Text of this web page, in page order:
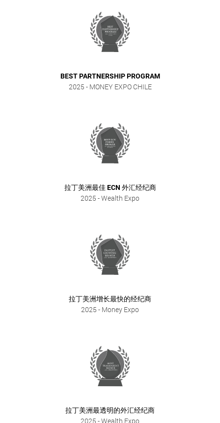
BEST PARTNERSHIP PROGRAM
2025 - MONEY EXPO CHILE
拉丁美洲最佳 ECN 外汇经纪商
2025 - Wealth Expo
拉丁美洲增长最快的经纪商
2025 - Money Expo
拉丁美洲最透明的外汇经纪商
2025 - Wealth Expo